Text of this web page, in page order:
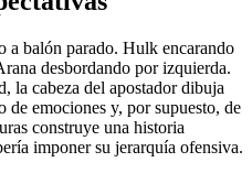
a balón parado. Hulk encarando
desbordando por izquierda.
la cabeza del apostador dibuja
emociones y, por supuesto, de
construye una historia
imponer su jerarquía ofensiva.